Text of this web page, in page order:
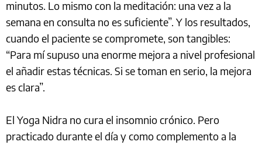
minutos. Lo mismo con la meditación: una vez a la
semana en consulta no es suficiente”. Y los resultados,
cuando el paciente se compromete, son tangibles:
“Para mí supuso una enorme mejora a nivel profesional
el añadir estas técnicas. Si se toman en serio, la mejora
es clara”.
El Yoga Nidra no cura el insomnio crónico. Pero
practicado durante el día y como complemento a la